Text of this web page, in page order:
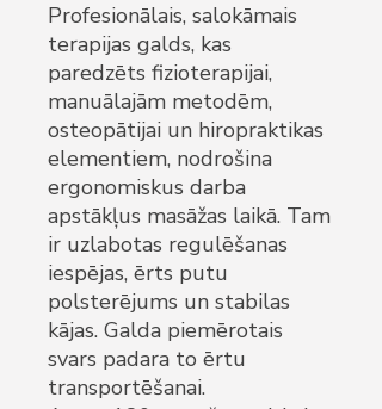
Profesionālais, salokāmais
terapijas galds, kas
paredzēts fizioterapijai,
manuālajām metodēm,
osteopātijai un hiropraktikas
elementiem, nodrošina
ergonomiskus darba
apstākļus masāžas laikā. Tam
ir uzlabotas regulēšanas
iespējas, ērts putu
polsterējums un stabilas
kājas. Galda piemērotais
svars padara to ērtu
transportēšanai.